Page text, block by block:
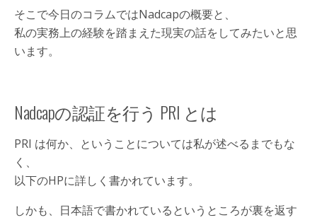
そこで今日のコラムではNadcapの概要と、
私の実務上の経験を踏まえた現実の話をしてみたいと思
います。
Nadcapの認証を行う PRI とは
PRI は何か、ということについては私が述べるまでもな
く、
以下のHPに詳しく書かれています。
しかも、日本語で書かれているというところが裏を返す